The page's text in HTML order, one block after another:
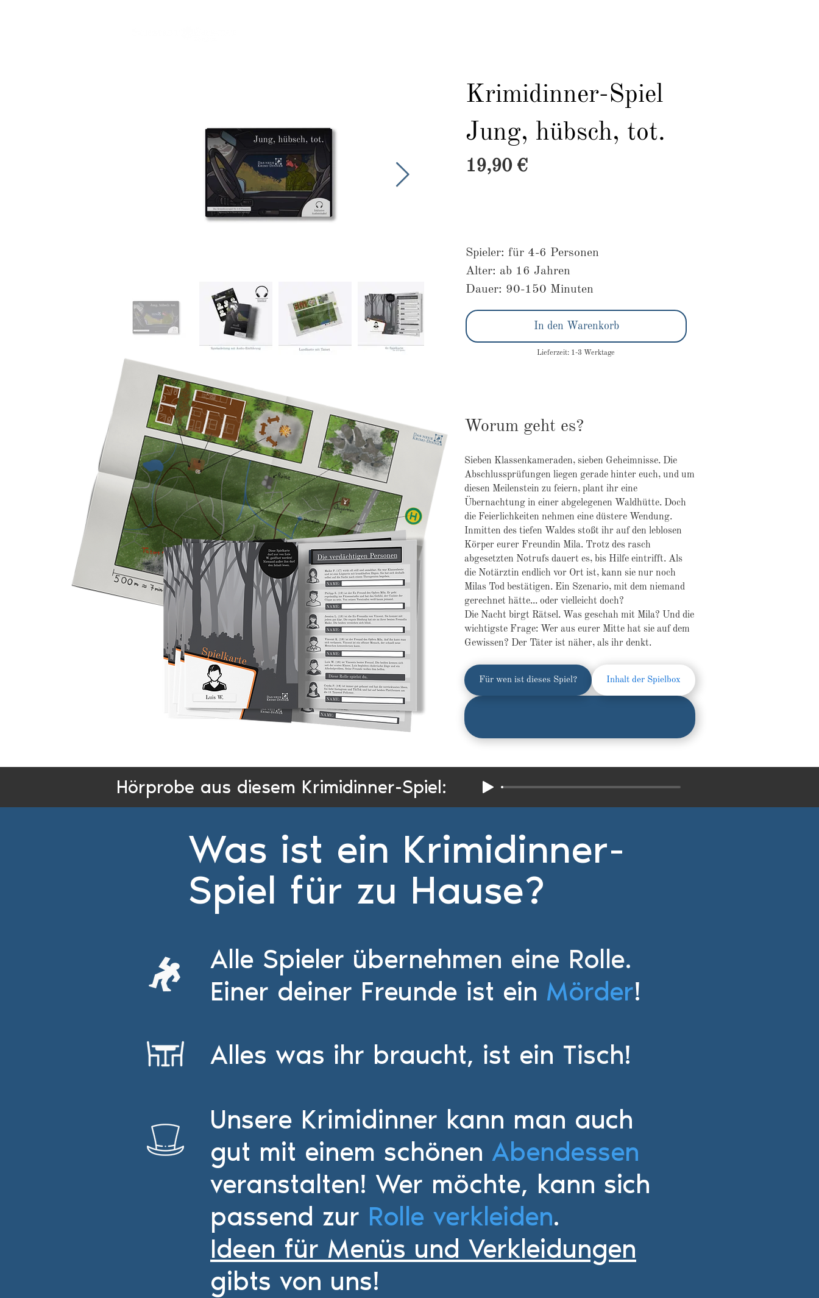
Krimidinner-Spiel
Jung, hübsch, tot.
19,90 €
Spieler: für 4-6 Personen
Alter: ab 16 Jahren
Dauer: 90-150 Minuten
In den Warenkorb
Lieferzeit: 1-3 Werktage
Worum geht es?
Sieben Klassenkameraden, sieben Geheimnisse. Die
Abschlussprüfungen liegen gerade hinter euch, und um
diesen Meilenstein zu feiern, plant ihr eine
Übernachtung in einer abgelegenen Waldhütte. Doch
die Feierlichkeiten nehmen eine düstere Wendung.
Inmitten des tiefen Waldes stoßt ihr auf den leblosen
Körper eurer Freundin Mila. Trotz des rasch
abgesetzten Notrufs dauert es, bis Hilfe eintrifft. Als
die Notärztin endlich vor Ort ist, kann sie nur noch
Milas Tod bestätigen. Ein Szenario, mit dem niemand
gerechnet hätte... oder vielleicht doch?
Die Nacht birgt Rätsel. Was geschah mit Mila? Und die
wichtigste Frage: Wer aus eurer Mitte hat sie auf dem
Gewissen? Der Täter ist näher, als ihr denkt.
Für wen ist dieses Spiel? Inhalt der Spielbox
Hörprobe aus diesem Krimidinner-Spiel:
Was ist ein Krimidinner-
Spiel für zu Hause?
Alle Spieler übernehmen eine Rolle.
Einer deiner Freunde ist ein Mörder!
Alles was ihr braucht, ist ein Tisch!
Unsere Krimidinner kann man auch
gut mit einem schönen Abendessen
veranstalten! Wer möchte, kann sich
passend zur Rolle verkleiden.
Ideen für Menüs und Verkleidungen
gibts von uns!